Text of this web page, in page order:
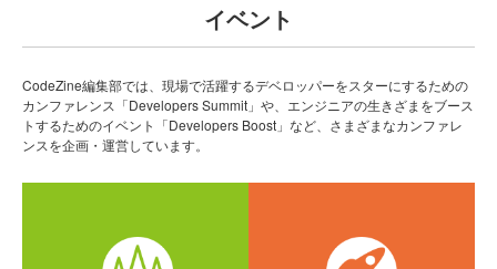
イベント
CodeZine編集部では、現場で活躍するデベロッパーをスターにするための
カンファレンス「Developers Summit」や、エンジニアの生きざまをブース
トするためのイベント「Developers Boost」など、さまざまなカンファレ
ンスを企画・運営しています。